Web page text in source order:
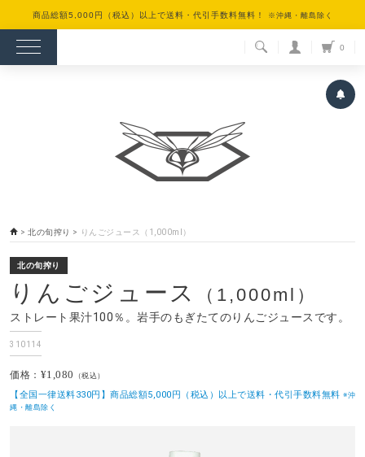
商品総額5,000円（税込）以上で送料・代引手数料無料！ ※沖縄・離島除く
0
> 北の旬搾り > りんごジュース（1,000ml）
北の旬搾り
りんごジュース （1,000ml）
ストレート果汁100％。岩手のもぎたてのりんごジュースです。
310114
価格： ¥1,080 （税込）
【全国一律送料330円】商品総額5,000円（税込）以上で送料・代引手数料無料 ※沖
縄・離島除く